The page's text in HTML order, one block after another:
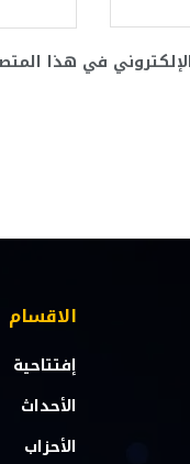
في هذا
الاقسام
إفتتاحية
الأحداث
الأحزاب